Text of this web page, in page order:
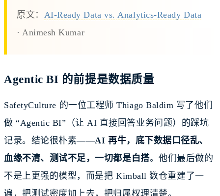
原文： AI-Ready Data vs. Analytics-Ready Data
· Animesh Kumar
Agentic BI 的前提是数据质量
SafetyCulture 的一位工程师 Thiago Baldim 写了他们
做 “Agentic BI”（让 AI 直接回答业务问题）的踩坑
记录。结论很朴素——AI 再牛，底下数据口径乱、
血缘不清、测试不足，一切都是白搭。他们最后做的
不是上更强的模型，而是把 Kimball 数仓重建了一
遍，把测试密度加上去，把归属权理清楚。